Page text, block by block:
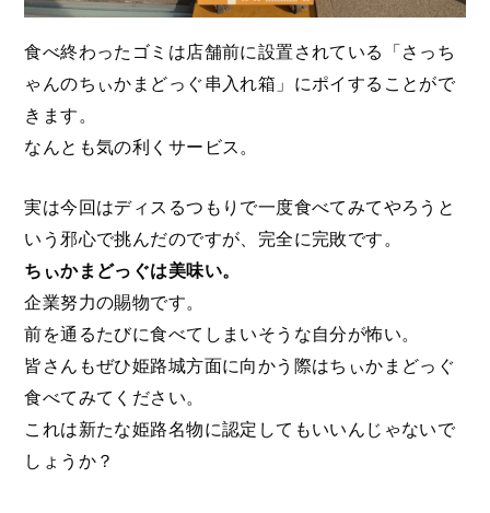
食べ終わったゴミは店舗前に設置されている「さっち
ゃんのちぃかまどっぐ串入れ箱」にポイすることがで
きます。
なんとも気の利くサービス。
実は今回はディスるつもりで一度食べてみてやろうと
いう邪心で挑んだのですが、完全に完敗です。
ちぃかまどっぐは美味い。
企業努力の賜物です。
前を通るたびに食べてしまいそうな自分が怖い。
皆さんもぜひ姫路城方面に向かう際はちぃかまどっぐ
食べてみてください。
これは新たな姫路名物に認定してもいいんじゃないで
しょうか？